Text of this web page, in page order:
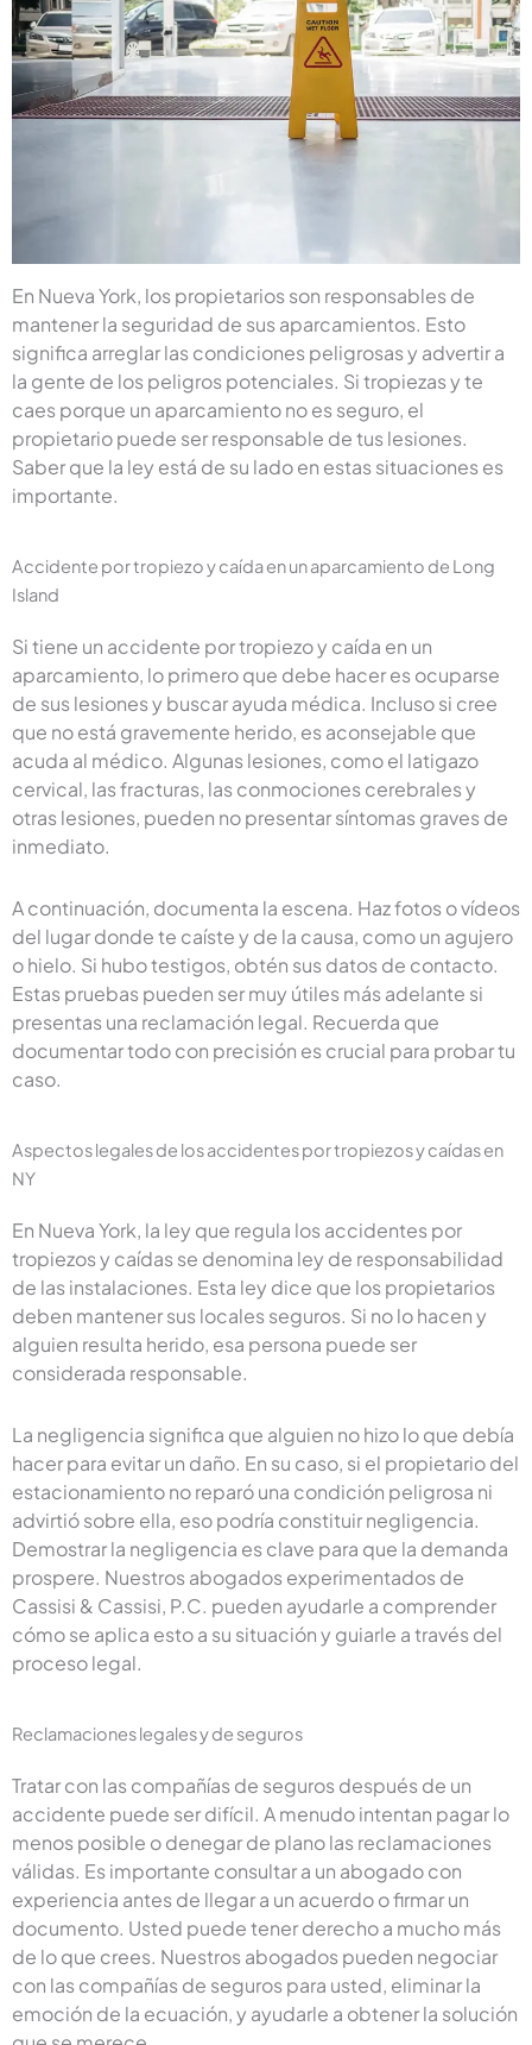
En Nueva York, los propietarios son responsables de
mantener la seguridad de sus aparcamientos. Esto
significa arreglar las condiciones peligrosas y advertir a
la gente de los peligros potenciales. Si tropiezas y te
caes porque un aparcamiento no es seguro, el
propietario puede ser responsable de tus lesiones.
Saber que la ley está de su lado en estas situaciones es
importante.
Accidente por tropiezo y caída en un aparcamiento de Long
Island
Si tiene un accidente por tropiezo y caída en un
aparcamiento, lo primero que debe hacer es ocuparse
de sus lesiones y buscar ayuda médica. Incluso si cree
que no está gravemente herido, es aconsejable que
acuda al médico. Algunas lesiones, como el latigazo
cervical, las fracturas, las conmociones cerebrales y
otras lesiones, pueden no presentar síntomas graves de
inmediato.
A continuación, documenta la escena. Haz fotos o vídeos
del lugar donde te caíste y de la causa, como un agujero
o hielo. Si hubo testigos, obtén sus datos de contacto.
Estas pruebas pueden ser muy útiles más adelante si
presentas una reclamación legal. Recuerda que
documentar todo con precisión es crucial para probar tu
caso.
Aspectos legales de los accidentes por tropiezos y caídas en
NY
En Nueva York, la ley que regula los accidentes por
tropiezos y caídas se denomina ley de responsabilidad
de las instalaciones. Esta ley dice que los propietarios
deben mantener sus locales seguros. Si no lo hacen y
alguien resulta herido, esa persona puede ser
considerada responsable.
La negligencia significa que alguien no hizo lo que debía
hacer para evitar un daño. En su caso, si el propietario del
estacionamiento no reparó una condición peligrosa ni
advirtió sobre ella, eso podría constituir negligencia.
Demostrar la negligencia es clave para que la demanda
prospere. Nuestros abogados experimentados de
Cassisi & Cassisi, P.C. pueden ayudarle a comprender
cómo se aplica esto a su situación y guiarle a través del
proceso legal.
Reclamaciones legales y de seguros
Tratar con las compañías de seguros después de un
accidente puede ser difícil. A menudo intentan pagar lo
menos posible o denegar de plano las reclamaciones
válidas. Es importante consultar a un abogado con
experiencia antes de llegar a un acuerdo o firmar un
documento. Usted puede tener derecho a mucho más
de lo que crees. Nuestros abogados pueden negociar
con las compañías de seguros para usted, eliminar la
emoción de la ecuación, y ayudarle a obtener la solución